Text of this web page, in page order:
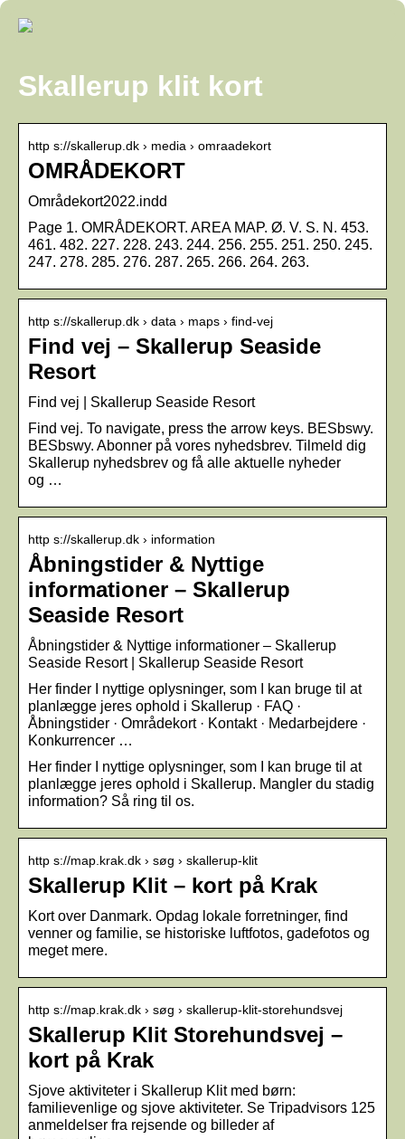
Skallerup klit kort
http s://skallerup.dk › media › omraadekort
OMRÅDEKORT
Områdekort2022.indd
Page 1. OMRÅDEKORT. AREA MAP. Ø. V. S. N. 453.
461. 482. 227. 228. 243. 244. 256. 255. 251. 250. 245.
247. 278. 285. 276. 287. 265. 266. 264. 263.
http s://skallerup.dk › data › maps › find-vej
Find vej – Skallerup Seaside
Resort
Find vej | Skallerup Seaside Resort
Find vej. To navigate, press the arrow keys. BESbswy.
BESbswy. Abonner på vores nyhedsbrev. Tilmeld dig
Skallerup nyhedsbrev og få alle aktuelle nyheder
og …
http s://skallerup.dk › information
Åbningstider & Nyttige
informationer – Skallerup
Seaside Resort
Åbningstider & Nyttige informationer – Skallerup
Seaside Resort | Skallerup Seaside Resort
Her finder I nyttige oplysninger, som I kan bruge til at
planlægge jeres ophold i Skallerup · FAQ ·
Åbningstider · Områdekort · Kontakt · Medarbejdere ·
Konkurrencer …
Her finder I nyttige oplysninger, som I kan bruge til at
planlægge jeres ophold i Skallerup. Mangler du stadig
information? Så ring til os.
http s://map.krak.dk › søg › skallerup-klit
Skallerup Klit – kort på Krak
Kort over Danmark. Opdag lokale forretninger, find
venner og familie, se historiske luftfotos, gadefotos og
meget mere.
http s://map.krak.dk › søg › skallerup-klit-storehundsvej
Skallerup Klit Storehundsvej –
kort på Krak
Sjove aktiviteter i Skallerup Klit med børn:
familievenlige og sjove aktiviteter. Se Tripadvisors 125
anmeldelser fra rejsende og billeder af